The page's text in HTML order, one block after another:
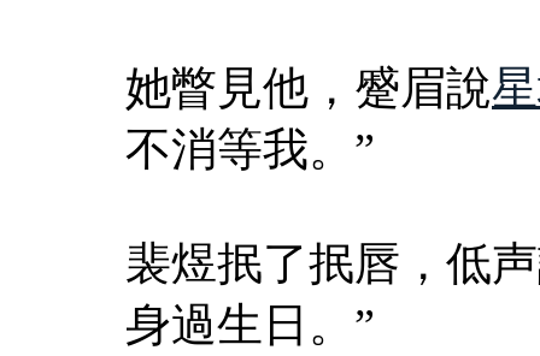
她瞥見他，蹙眉說
不消等我。”
裴煜抿了抿唇，低
身過生日。”